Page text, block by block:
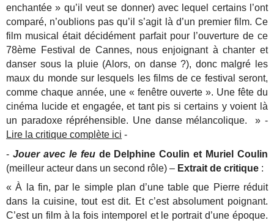
enchantée » qu’il veut se donner) avec lequel certains l’ont
comparé, n’oublions pas qu’il s’agit là d’un premier film. Ce
film musical était décidément parfait pour l’ouverture de ce
78ème Festival de Cannes, nous enjoignant à chanter et
danser sous la pluie (Alors, on danse ?), donc malgré les
maux du monde sur lesquels les films de ce festival seront,
comme chaque année, une « fenêtre ouverte ». Une fête du
cinéma lucide et engagée, et tant pis si certains y voient là
un paradoxe répréhensible. Une danse mélancolique. » -
Lire la critique complète ici -
- Jouer avec le feu de Delphine Coulin et Muriel Coulin
(meilleur acteur dans un second rôle) – Extrait de critique :
« À la fin, par le simple plan d’une table que Pierre réduit
dans la cuisine, tout est dit. Et c’est absolument poignant.
C’est un film à la fois intemporel et le portrait d’une époque.